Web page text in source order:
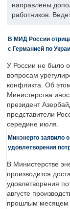
направлены
работников.
В МИД России
с Германией по
У России не было
вопросам
конфликта. Об
Министерства
президент
представители
середине июля.
Минэнерго заявило
удовлетворения
В Министерстве
производится
удовлетворения
августе
прошлым месяцем